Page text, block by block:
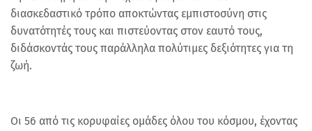
διασκεδαστικό τρόπο αποκτώντας εμπιστοσύνη στις
δυνατότητές τους και πιστεύοντας στον εαυτό τους,
διδάσκοντάς τους παράλληλα πολύτιμες δεξιότητες για τη
ζωή.
Οι 56 από τις κορυφαίες ομάδες όλου του κόσμου, έχοντας